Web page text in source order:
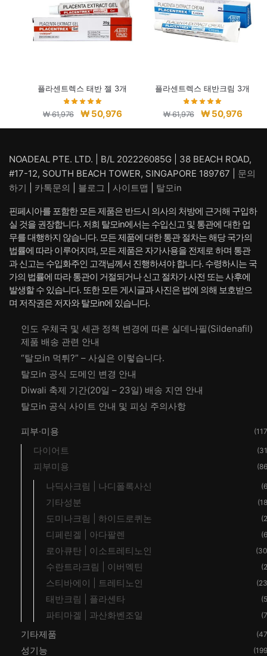
플라센트렉스 태반 젤 3개
₩61,976
원
래
격:
₩ 61,976.
₩ 50,976현
재
격:
₩ 50,976.
플라센트렉스 태반크림 3개
₩61,976
원
래
격:
₩ 61,976.
₩ 50,976현
재
격:
₩
NOADEAL PTE. LTD. | B/L 202226085G | 38 BEACH ROAD,
#17-12, SOUTH BEACH TOWER, SINGAPORE 189767 | 문의
하기
카톡문의 블로그 사이트맵 탈모in
핀페시아를 포함한 모든 제품은 반드시 의사의 처방에 근거해 구입하
실 것을 권장합니다. 저희 탈모in에서는 수입신고 및 통관에 대한 업
무를 대행하지 않습니다. 모든 제품에 대한 통관 절차는 해당 국가의
법률에 따라 이루어지며, 모든 제품은 자가사용을 전제로 하며 통관
과 신고는 수입화주인 고객님께서 진행하셔야 합니다. 수령하시는 국
가의 법률에 따라 통관이 거절되거나 신고 절차가 사전 또는 사후에
발생할 수 있습니다. 또한 모든 게시글과 사진은 법에 의해 보호받으
며 저작권은 저자와 탈모in에 있습니다.
인도 우체국 및 세관 정책 변경에 따른 실데나필(Sildenafil)
제품 배송 관련 안내
“탈모in 먹튀?” – 사실은 이렇습니다.
탈모in 공식 도메인 변경 안내
Diwali 축제 기간(20일 – 23일) 배송 지연 안내
탈모in 공식 사이트 안내 및 피싱 주의사항
피부·미용
다이어트
피부미용
나딕사크림 | 나디폴록사신
기타성분
도미나크림 | 하이드로퀴논
디페린겔 | 아다팔렌
로아큐탄 | 이소트레티노인
수란트라크림 | 이버멕틴
스티바에이 | 트레티노인
태반크림 | 플라센타
파티마겔 | 과산화벤조일
기타제품
성기능